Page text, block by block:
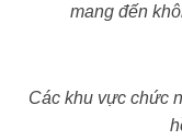
mang đến
Các khu vực chức